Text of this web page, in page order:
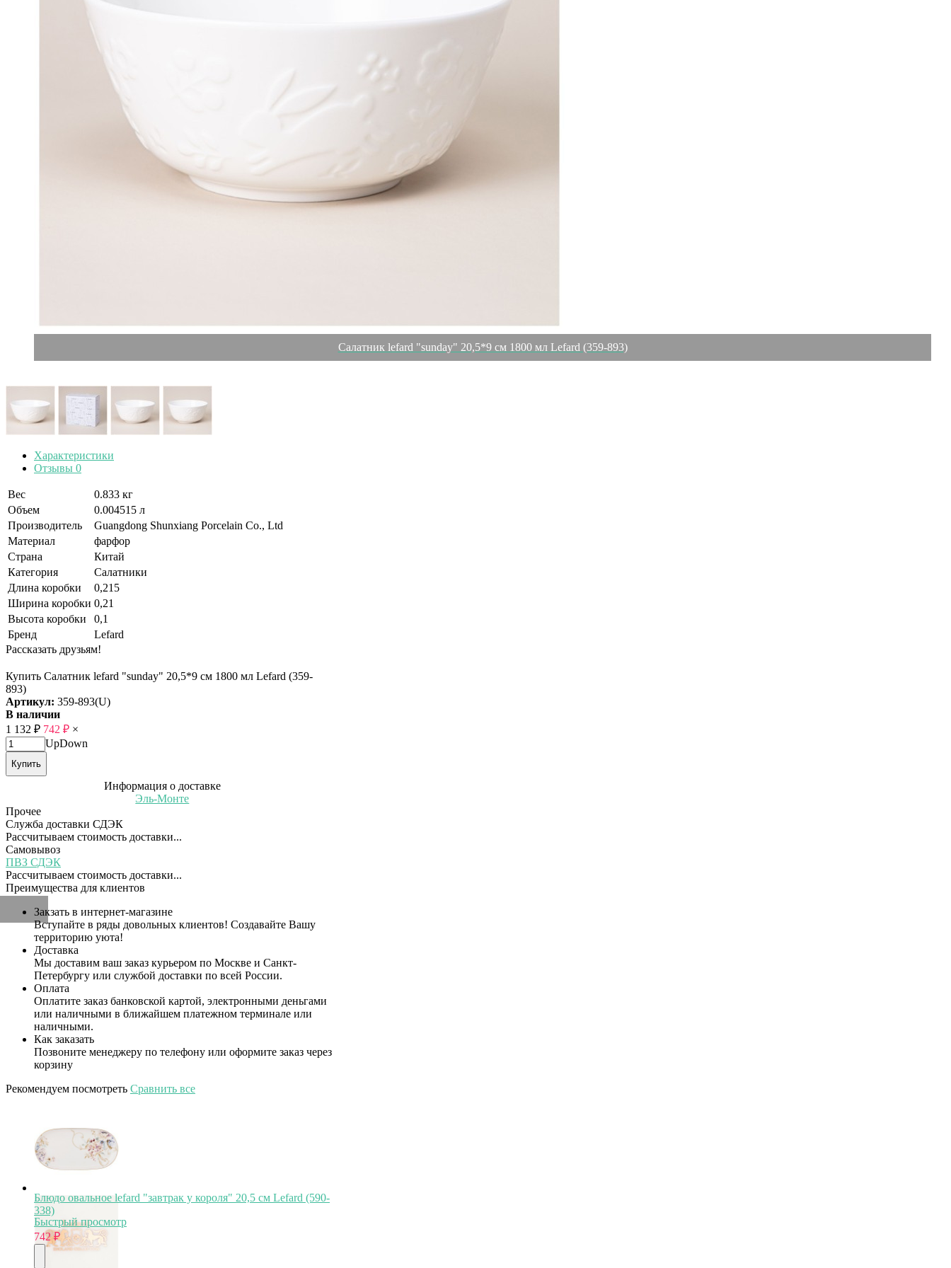
Салатник lefard "sunday" 20,5*9 см 1800 мл Lefard (359-893)
Характеристики
Отзывы 0
Вес
0.833 кг
Объем
0.004515 л
Производитель
Guangdong Shunxiang Porcelain Co., Ltd
Материал
фарфор
Страна
Китай
Категория
Салатники
Длина коробки
0,215
Ширина коробки 0,21
Высота коробки
0,1
Бренд
Lefard
Рассказать друзьям!
Купить Салатник lefard "sunday" 20,5*9 см 1800 мл Lefard (359-
893)
Артикул: 359-893(U)
В наличии
1 132 ₽ 742 ₽ ×
UpDown
Купить
Информация о доставке
Эль-Монте
Прочее
Служба доставки СДЭК
Рассчитываем стоимость доставки...
Самовывоз
ПВЗ СДЭК
Рассчитываем стоимость доставки...
Преимущества для клиентов
Закзать в интернет-магазине
Вступайте в ряды довольных клиентов! Создавайте Вашу
территорию уюта!
Доставка
Мы доставим ваш заказ курьером по Москве и Санкт-
Петербургу или службой доставки по всей России.
Оплата
Оплатите заказ банковской картой, электронными деньгами
или наличными в ближайшем платежном терминале или
наличными.
Как заказать
Позвоните менеджеру по телефону или оформите заказ через
корзину
Рекомендуем посмотреть Сравнить все
Блюдо овальное lefard "завтрак у короля" 20,5 см Lefard (590-
338)
Быстрый просмотр
742₽